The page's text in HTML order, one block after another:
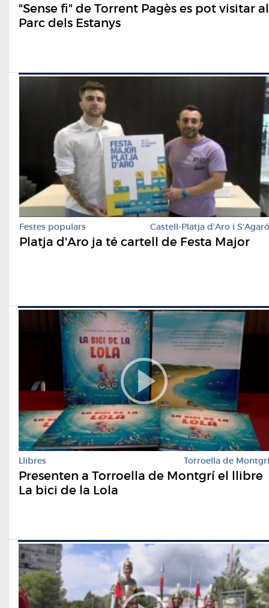
"Sense fi" de Torrent Pagès es pot visitar al
Parc dels Estanys
Festes populars Castell-Platja d'Aro i S'Agaró
Platja d'Aro ja té cartell de Festa Major
Llibres Torroella de Montgrí
Presenten a Torroella de Montgrí el llibre
La bici de la Lola